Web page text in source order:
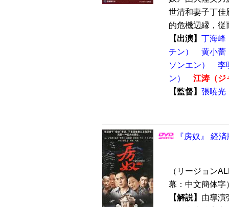
世清和妻子丁佳
的危機辺縁，従
【出演】 丁海峰
チン）
黄小蕾
ソンエン）
李
ン）
江涛（ジ
【監督】 張暁光
『房奴』 経
（リージョン
幕：中文簡体字
【解説】 由導演